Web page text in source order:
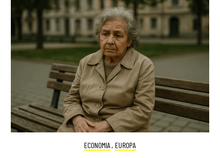
ECONOMIA , EUROPA